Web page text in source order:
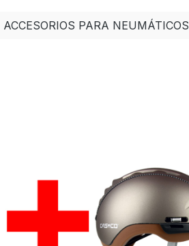
ACCESORIOS PARA NEUMÁTICOS